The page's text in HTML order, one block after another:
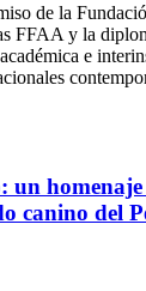
de la
FFAA y la
e
homenaje
canino del